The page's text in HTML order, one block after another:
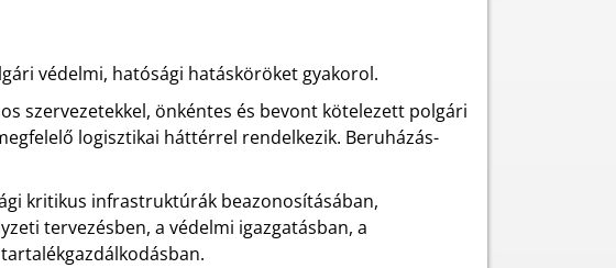
védelmi, hatósági hatásköröket gyakorol.
szervezetekkel, önkéntes és bevont kötelezett polgári
logisztikai háttérrel rendelkezik. Beruházás-
kritikus infrastruktúrák beazonosításában,
tervezésben, a védelmi igazgatásban, a